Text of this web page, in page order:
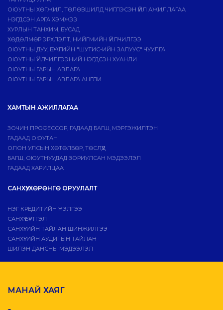
ОЮУТНЫ ХӨГЖИЛ, ТӨЛӨВШИЛД ЧИГЛЭСЭН ҮЙЛ АЖИЛЛАГАА
НЭГДСЭН АРГА ХЭМЖЭЭ
ХУРЛЫН ТАНХИМ, БУСАД
ХӨДӨЛМӨР ЭРХЛЭЛТ, НИЙГМИЙН ҮЙЛЧИЛГЭЭ
ОЮУТНЫ ДУУ, БҮЖГИЙН "ШУТИС-ИЙН ЗАЛУУС" ЧУУЛГА
ОЮУТНЫ ҮЙЛЧИЛГЭЭНИЙ НЭГДСЭН ХУАНЛИ
ОЮУТНЫ ГАРЫН АВЛАГА
ОЮУТНЫ ГАРЫН АВЛАГА АНГЛИ
ХАМТЫН АЖИЛЛАГАА
ЗОЧИН ПРОФЕССОР, ГАДААД БАГШ, МЭРГЭЖИЛТЭН
ГАДААД ОЮУТАН
ОЛОН УЛСЫН ХӨТӨЛБӨР, ТӨСЛҮҮД
БАГШ, ОЮУТНУУДАД ЗОРИУЛСАН МЭДЭЭЛЭЛ
ГАДААД ХАРИЛЦАА
САНХҮҮ, ХӨРӨНГӨ ОРУУЛАЛТ
НЭГ КРЕДИТИЙН ҮНЭЛГЭЭ
САНХҮҮ БҮРТГЭЛ
САНХҮҮГИЙН ТАЙЛАН ШИНЖИЛГЭЭ
САНХҮҮГИЙН АУДИТЫН ТАЙЛАН
ШИЛЭН ДАНСНЫ МЭДЭЭЛЭЛ
МАНАЙ ХАЯГ